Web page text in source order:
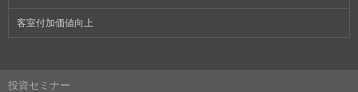
客室付加価値向上
投資セミナー